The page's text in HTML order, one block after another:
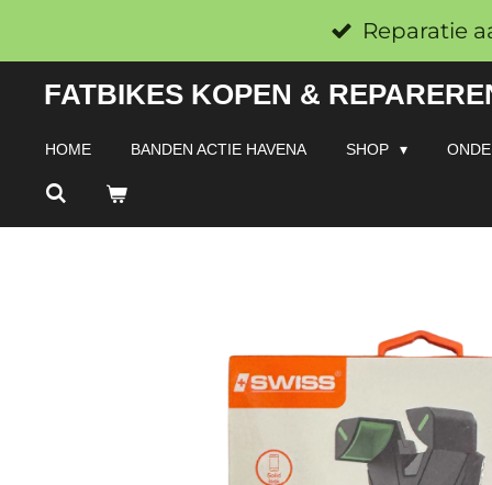
direct
naar
hoofdinhoud
Reparatie
FATBIKES KOPEN &
HOME BANDEN ACTIE HAVENA SHOP